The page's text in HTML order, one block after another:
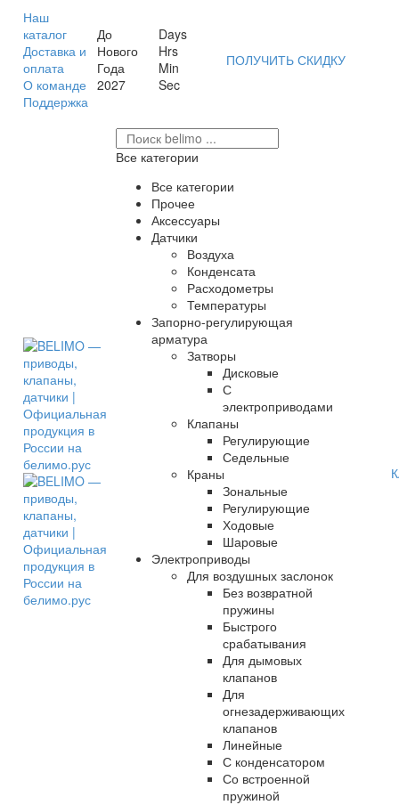
Наш
каталог
Доставка и
оплата
О команде
Поддержка
До
Нового
Года
2027
Days
Hrs
Min
Sec
ПОЛУЧИТЬ СКИДКУ
Все категории
Все категории
Прочее
Аксессуары
Датчики
Воздуха
Конденсата
Расходометры
Температуры
Запорно-регулирующая
арматура
Затворы
Дисковые
С
электроприводами
Клапаны
Регулирующие
Седельные
Краны
Зональные
Регулирующие
Ходовые
Шаровые
Электроприводы
Для воздушных заслонок
Без возвратной
пружины
Быстрого
срабатывания
Для дымовых
клапанов
Для
огнезадерживающих
клапанов
Линейные
С конденсатором
Со встроенной
пружиной